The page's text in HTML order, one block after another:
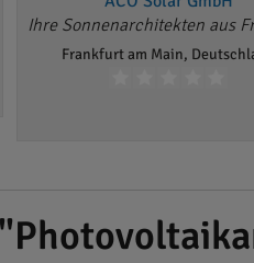
Ihre Sonnenarchitekten aus
Frankfurt am Main,